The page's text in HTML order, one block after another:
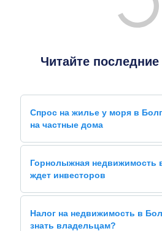
Читайте
Спрос на жилье у моря в
на частные дома
Горнолыжная недвижимость
ждет инвесторов
Налог на недвижимость в
знать владельцам?